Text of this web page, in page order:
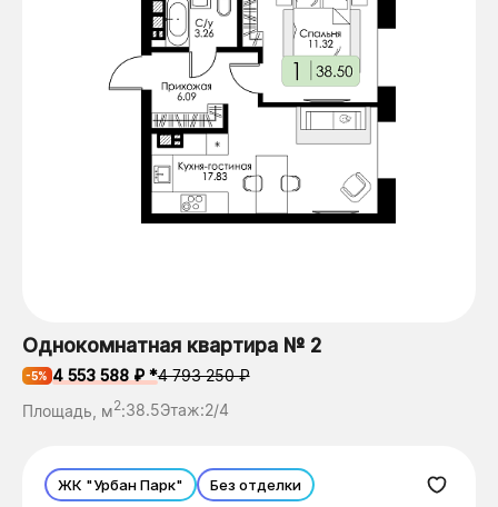
Однокомнатная квартира № 2
-5% 4 553 588 ₽ *4 793 250 ₽
Площадь, м2:38.5Этаж:2/4
ЖК "Урбан Парк" Без отделки